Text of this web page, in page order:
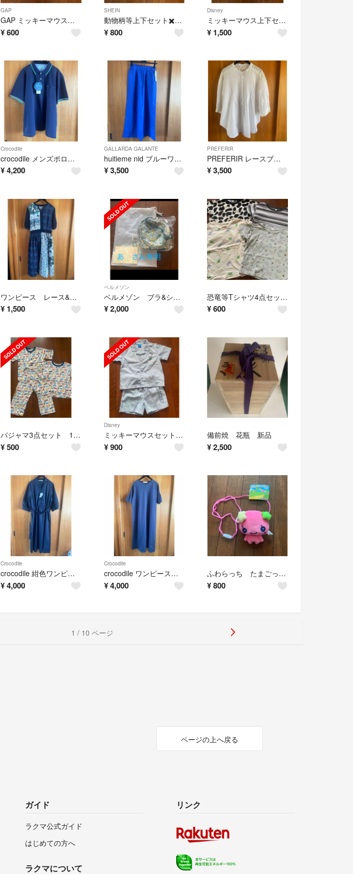
GAP
GAP ミッキーマウスハーフパンツ 90cm
¥600
SHEIN
動物柄等上下セット✖️2 くま柄シャツ 2-3Y
¥ 800
Disney
ミッキーマウス上下セット他✖️612-18M
¥ 1,500
Crocodile
crocodile メンズポロシャツ3L 新品未使用
¥4,200
GALLARDA GALANTE
huitieme nid ブルーワイドパンツ M新品未使用
¥ 3,500
PREFERIR
PREFERIR レースブラウス M 新品未使用
¥3,500
ワンピース レース&花柄 M 新品未使用
¥ 1,500
ベルメゾン
ベルメゾン ブラ&ショーツセット 3点新品未使用
¥ 2,000
恐竜等Tシャツ4点セット 100cm
¥600
パジャマ3点セット 100cm 車柄
¥500
Disney
ミッキーマウスセットアップ 100cm 2点
¥ 900
備前焼 花瓶 新品
¥2,500
Crocodile
crocodile 紺色ワンピース M新品
¥4,000
Crocodile
crocodile ワンピース紺色 L新品
¥ 4,000
ふわらっち たまごっちぬいぐるみポーチ
¥800
1 / 10 ページ
ページの上へ戻る
ガイド
ラクマ公式ガイド
はじめての方へ
ラクマについて
リンク